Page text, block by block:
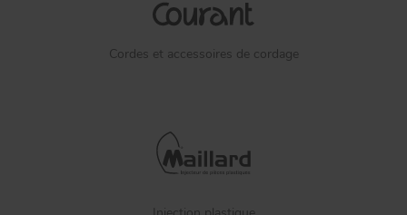
Cordes et accessoires de cordage